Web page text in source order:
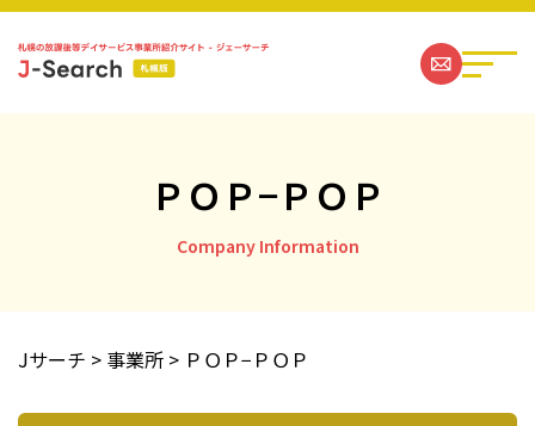
札幌の放課後等デイサービス事業所一覧
ＰＯＰ−ＰＯＰ
Company Information
Jサーチ > 事業所 > ＰＯＰ−ＰＯＰ